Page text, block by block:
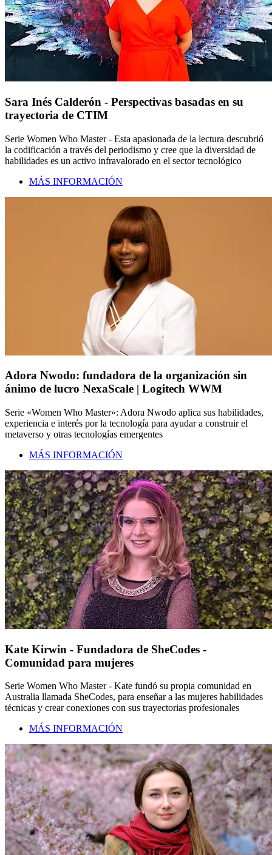
Sara Inés Calderón - Perspectivas basadas en su
trayectoria de CTIM
Serie Women Who Master - Esta apasionada de la lectura descubrió
la codificación a través del periodismo y cree que la diversidad de
habilidades es un activo infravalorado en el sector tecnológico
MÁS INFORMACIÓN
Adora Nwodo: fundadora de la organización sin
ánimo de lucro NexaScale | Logitech WWM
Serie «Women Who Master»: Adora Nwodo aplica sus habilidades,
experiencia e interés por la tecnología para ayudar a construir el
metaverso y otras tecnologías emergentes
MÁS INFORMACIÓN
Kate Kirwin - Fundadora de SheCodes -
Comunidad para mujeres
Serie Women Who Master - Kate fundó su propia comunidad en
Australia llamada SheCodes, para enseñar a las mujeres habilidades
técnicas y crear conexiones con sus trayectorias profesionales
MÁS INFORMACIÓN